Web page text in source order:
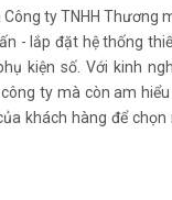
ty TNHH
- lắp đặt hệ thống
kiện số. Với kinh
ty mà còn am
khách hàng để